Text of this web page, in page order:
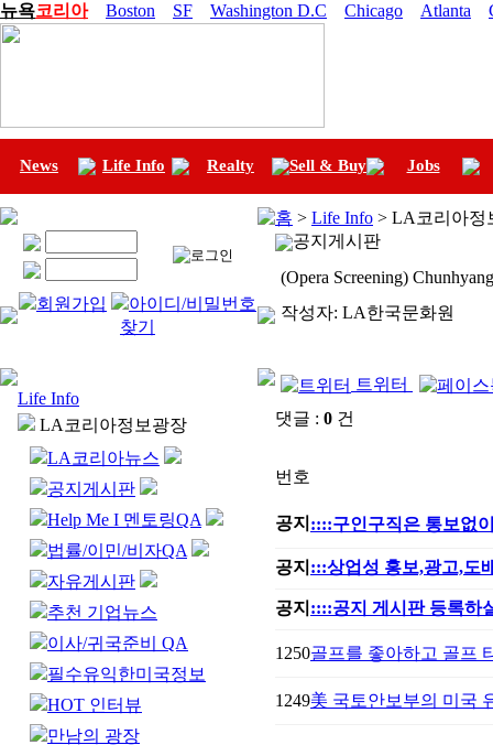
뉴욕코리아 Boston SF Washington D.C Chicago Atlanta
News Life Info Realty Sell & Buy Jobs
회원가입
아이디/비밀번호
찾기
Life Info
LA코리아정보광장
LA코리아뉴스
공지게시판
Help Me I 멘토링QA
법률/이민/비자QA
자유게시판
추천 기업뉴스
이사/귀국준비 QA
필수유익한미국정보
HOT 인터뷰
만남의 광장
홈 > Life Info > LA코리아정
공지게시판
(Opera Screening)
작성자: LA한국문화원
트위터
댓글 : 0 건
번호
공지 ::::구인구직은 통보없
공지 :::상업성 홍보,광고,도
공지 ::::공지 게시판 등록하
1250골프를 좋아하고 골프
1249美 국토안보부의 미국